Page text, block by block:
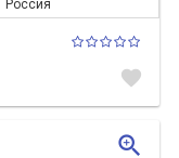
Россия
favorite
zoom_in